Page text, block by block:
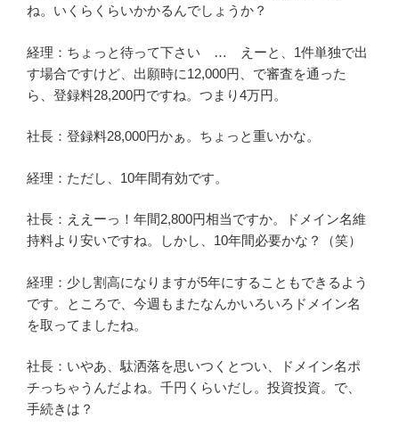
ね。いくらくらいかかるんでしょうか？
経理：ちょっと待って下さい … えーと、1件単独で出
す場合ですけど、出願時に12,000円、で審査を通った
ら、登録料28,200円ですね。つまり4万円。
社長：登録料28,000円かぁ。ちょっと重いかな。
経理：ただし、10年間有効です。
社長：ええーっ！年間2,800円相当ですか。ドメイン名維
持料より安いですね。しかし、10年間必要かな？（笑）
経理：少し割高になりますが5年にすることもできるよう
です。ところで、今週もまたなんかいろいろドメイン名
を取ってましたね。
社長：いやあ、駄洒落を思いつくとつい、ドメイン名ポ
チっちゃうんだよね。千円くらいだし。投資投資。で、
手続きは？